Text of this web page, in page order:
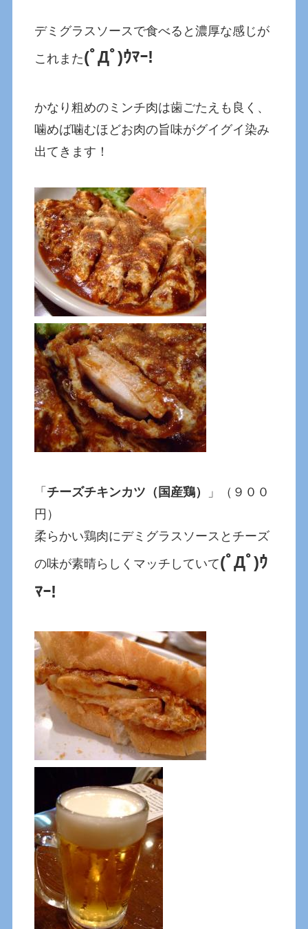
デミグラスソースで食べると濃厚な感じが
これまた(ﾟДﾟ)ｳﾏｰ!
かなり粗めのミンチ肉は歯ごたえも良く、
噛めば噛むほどお肉の旨味がグイグイ染み
出てきます！
「 チーズチキンカツ（国産鶏）
」（９００
円）
柔らかい鶏肉にデミグラスソースとチーズ
の味が素晴らしくマッチしていて(ﾟДﾟ)ｳ
ﾏｰ!